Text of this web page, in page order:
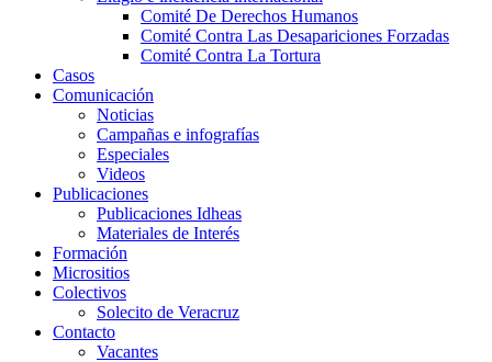
Comité De Derechos Humanos​
Comité Contra Las Desapariciones Forzadas
Comité Contra La Tortura​
Casos
Comunicación
Noticias
Campañas e infografías
Especiales
Videos
Publicaciones
Publicaciones Idheas
Materiales de Interés
Formación
Micrositios
Colectivos
Solecito de Veracruz
Contacto
Vacantes